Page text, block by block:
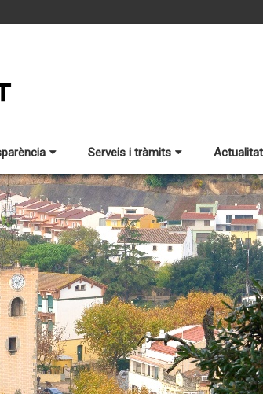
Serveis i tràmits Actualitat